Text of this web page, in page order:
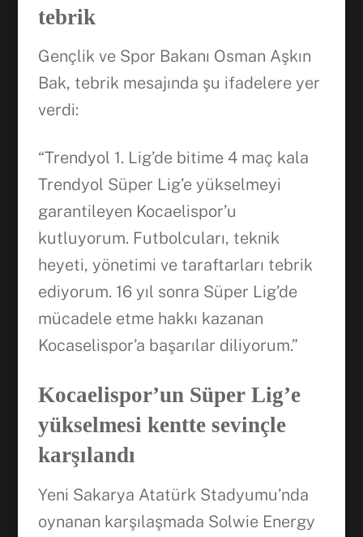
tebrik
Gençlik ve Spor Bakanı Osman Aşkın
Bak, tebrik mesajında şu ifadelere yer
verdi:
“Trendyol 1. Lig’de bitime 4 maç kala
Trendyol Süper Lig’e yükselmeyi
garantileyen Kocaelispor’u
kutluyorum. Futbolcuları, teknik
heyeti, yönetimi ve taraftarları tebrik
ediyorum. 16 yıl sonra Süper Lig’de
mücadele etme hakkı kazanan
Kocaselispor’a başarılar diliyorum.”
Kocaelispor’un Süper Lig’e
yükselmesi kentte sevinçle
karşılandı
Yeni Sakarya Atatürk Stadyumu’nda
oynanan karşılaşmada Solwie Energy